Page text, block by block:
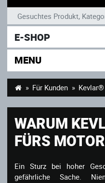
E-SHOP
MENU
Für Kunden Kevlar®
WARUM
FÜRS
Ein Sturz bei hoher
gefährliche Sache.